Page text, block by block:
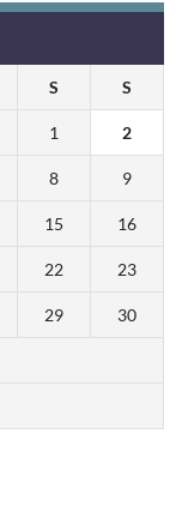
S S
1 2
8 9
15 16
22 23
29 30